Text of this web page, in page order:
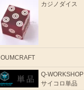
カジノダイス
OUMCRAFT
Q-WORKSHOP
サイコロ単品